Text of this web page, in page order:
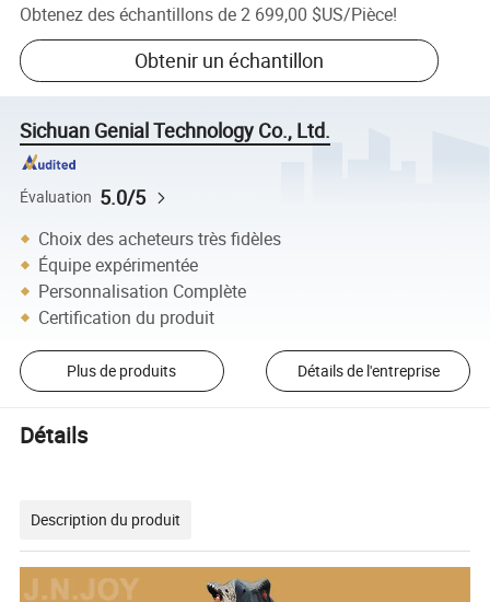
Obtenez des échantillons de2 699,00 $US/Pièce!
Obtenir un échantillon
Sichuan Genial Technology Co., Ltd.
Évaluation 5.0/5
Choix des acheteurs très fidèles
Équipe expérimentée
Personnalisation Complète
Certification du produit
Plus de produits Détails de l'entreprise
Détails
Description du produit